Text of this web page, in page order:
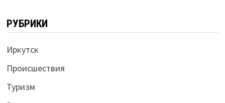
РУБРИКИ
Иркутск
Происшествия
Туризм